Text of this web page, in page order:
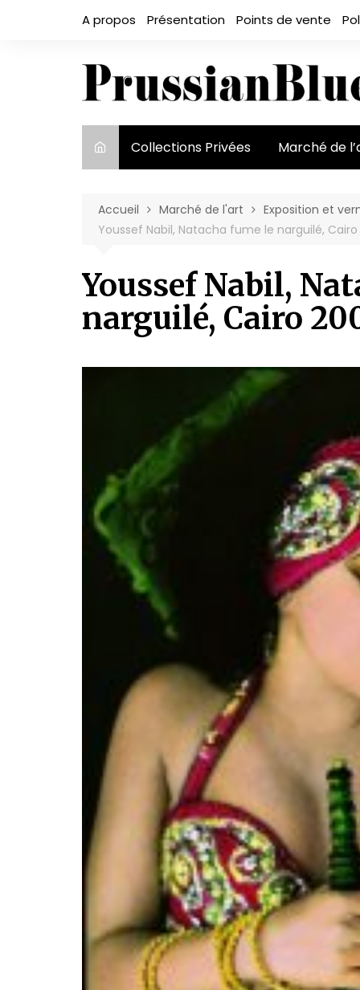
A propos Présentation Points de vente
Collections Privées Marché de
acteurs
Exposition et
Accueil Marché de l'art Exposition et
Youssef Nabil, Natacha fume le narguilé, Cairo
Youssef Nabil,
narguilé, Cairo